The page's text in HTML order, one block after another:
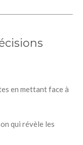
en mettant face à
qui révèle les